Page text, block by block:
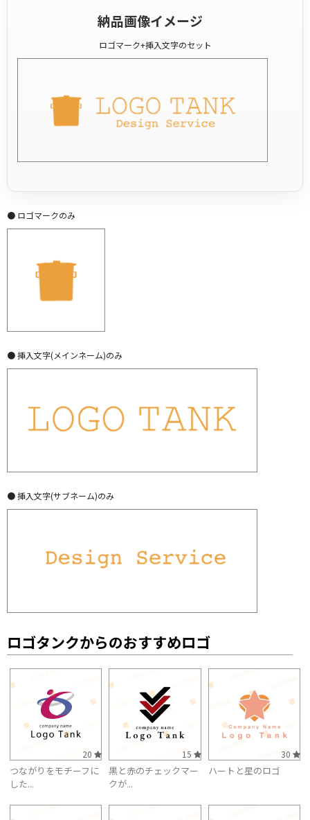
納品画像イメージ
ロゴマーク+挿入文字のセット
● ロゴマークのみ
● 挿入文字(メインネーム)のみ
● 挿入文字(サブネーム)のみ
ロゴタンクからのおすすめロゴ
20
つながりをモチーフに
した...
15
黒と赤のチェックマー
クが...
30
ハートと星のロゴ